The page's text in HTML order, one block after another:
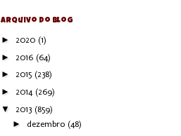
Arquivo do blog
► 2020 (1)
► 2016 (64)
► 2015 (238)
► 2014 (269)
▼ 2013 (859)
► dezembro (48)